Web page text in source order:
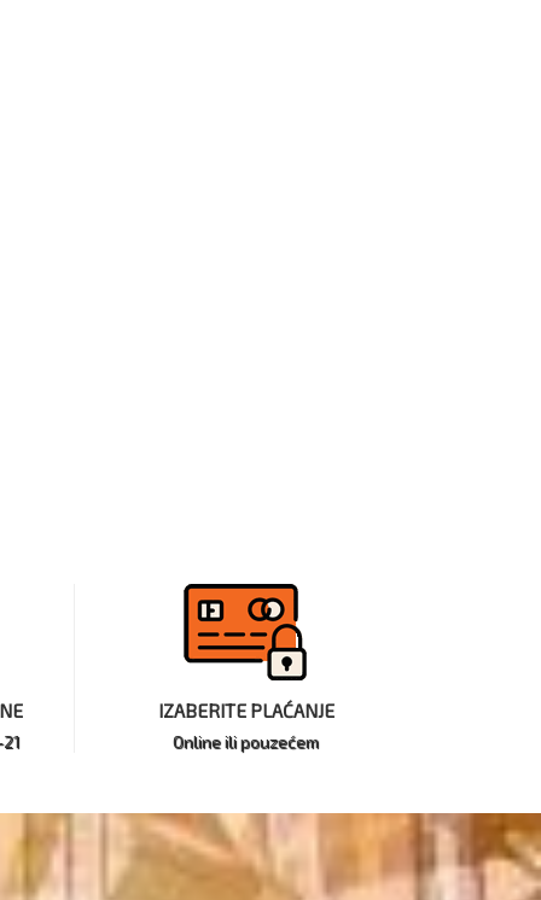
IZABERITE PLAĆANJE
Online ili pouzećem